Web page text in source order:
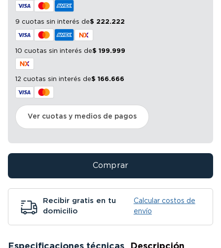
9 cuotas sin interés de$ 222.222
10 cuotas sin interés de$ 199.999
12 cuotas sin interés de$ 166.666
Ver cuotas y medios de pagos
Comprar
Recibir gratis en tu
domicilio
Calcular costos de
envío